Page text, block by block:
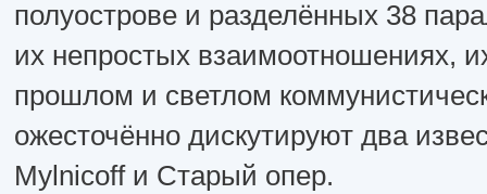
полуострове и разделённых 38
их непростых взаимоотношениях,
прошлом и светлом
ожесточённо дискутируют два
Mylnicoff и Старый опер.